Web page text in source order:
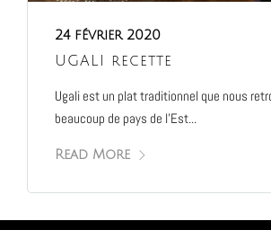
24 février 2020
UGALI recette
Ugali est un plat traditionnel que nous
beaucoup de pays de l’Est...
Read More